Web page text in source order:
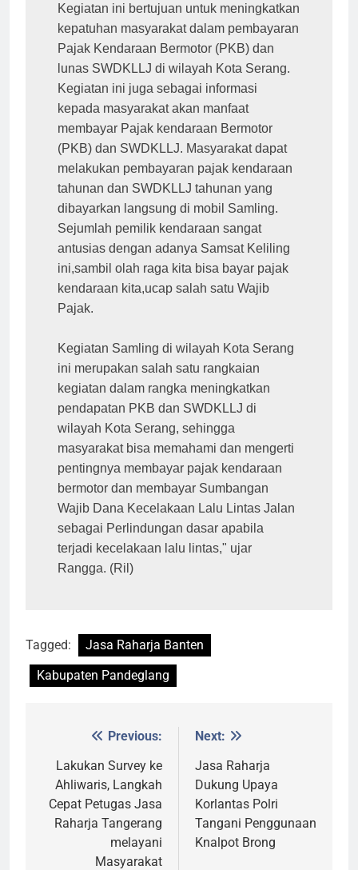
Kegiatan ini bertujuan untuk meningkatkan
kepatuhan masyarakat dalam pembayaran
Pajak Kendaraan Bermotor (PKB) dan
lunas SWDKLLJ di wilayah Kota Serang.
Kegiatan ini juga sebagai informasi
kepada masyarakat akan manfaat
membayar Pajak kendaraan Bermotor
(PKB) dan SWDKLLJ. Masyarakat dapat
melakukan pembayaran pajak kendaraan
tahunan dan SWDKLLJ tahunan yang
dibayarkan langsung di mobil Samling.
Sejumlah pemilik kendaraan sangat
antusias dengan adanya Samsat Keliling
ini,sambil olah raga kita bisa bayar pajak
kendaraan kita,ucap salah satu Wajib
Pajak.
Kegiatan Samling di wilayah Kota Serang
ini merupakan salah satu rangkaian
kegiatan dalam rangka meningkatkan
pendapatan PKB dan SWDKLLJ di
wilayah Kota Serang, sehingga
masyarakat bisa memahami dan mengerti
pentingnya membayar pajak kendaraan
bermotor dan membayar Sumbangan
Wajib Dana Kecelakaan Lalu Lintas Jalan
sebagai Perlindungan dasar apabila
terjadi kecelakaan lalu lintas," ujar
Rangga. (Ril)
Tagged:
Jasa Raharja Banten
Kabupaten Pandeglang
navigation
Previous:
Lakukan Survey ke
Ahliwaris, Langkah
Cepat Petugas Jasa
Raharja Tangerang
melayani
Masyarakat
Next:
Jasa Raharja
Dukung Upaya
Korlantas Polri
Tangani Penggunaan
Knalpot Brong